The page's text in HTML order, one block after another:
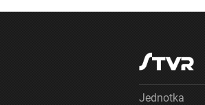
Jednotka